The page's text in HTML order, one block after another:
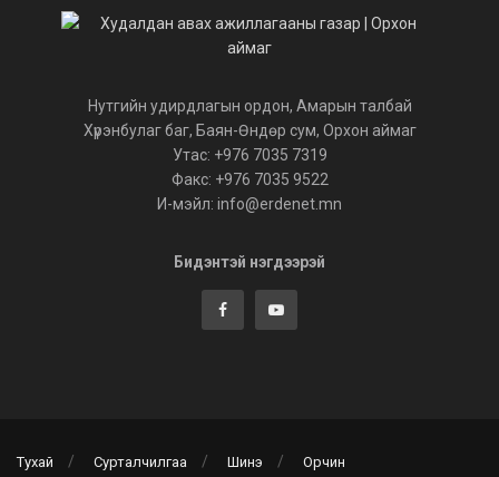
Нутгийн удирдлагын ордон, Амарын талбай
Хүрэнбулаг баг, Баян-Өндөр сум, Орхон аймаг
Утас: +976 7035 7319
Факс: +976 7035 9522
И-мэйл: info@erdenet.mn
Бидэнтэй нэгдээрэй
Тухай Сурталчилгаа Шинэ Орчин